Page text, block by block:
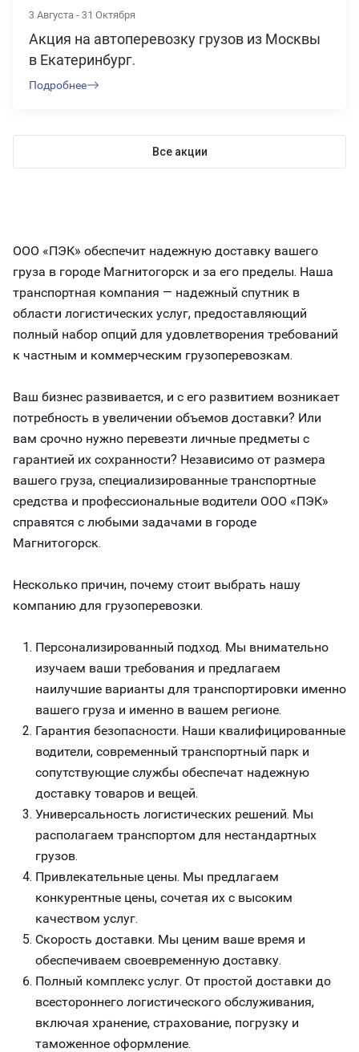
3 Августа - 31 Октября
Акция на автоперевозку грузов из Москвы
в Екатеринбург.
Подробнее
Все акции
ООО «ПЭК» обеспечит надежную доставку вашего
груза в городе Магнитогорск и за его пределы. Наша
транспортная компания — надежный спутник в
области логистических услуг, предоставляющий
полный набор опций для удовлетворения требований
к частным и коммерческим грузоперевозкам.
Ваш бизнес развивается, и с его развитием возникает
потребность в увеличении объемов доставки? Или
вам срочно нужно перевезти личные предметы с
гарантией их сохранности? Независимо от размера
вашего груза, специализированные транспортные
средства и профессиональные водители ООО «ПЭК»
справятся с любыми задачами в городе
Магнитогорск.
Несколько причин, почему стоит выбрать нашу
компанию для грузоперевозки.
Персонализированный подход. Мы внимательно
изучаем ваши требования и предлагаем
наилучшие варианты для транспортировки именно
вашего груза и именно в вашем регионе.
Гарантия безопасности. Наши квалифицированные
водители, современный транспортный парк и
сопутствующие службы обеспечат надежную
доставку товаров и вещей.
Универсальность логистических решений. Мы
располагаем транспортом для нестандартных
грузов.
Привлекательные цены. Мы предлагаем
конкурентные цены, сочетая их с высоким
качеством услуг.
Скорость доставки. Мы ценим ваше время и
обеспечиваем своевременную доставку.
Полный комплекс услуг. От простой доставки до
всестороннего логистического обслуживания,
включая хранение, страхование, погрузку и
таможенное оформление.